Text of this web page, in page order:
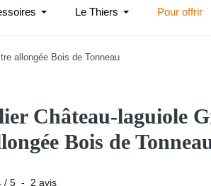
Le Thiers Pour offrir
allongée Bois de Tonneau
Château-laguiole
Bois de
/ 5 - 2 avis